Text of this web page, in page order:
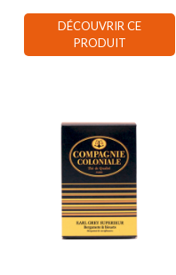
DÉCOUVRIR CE
PRODUIT